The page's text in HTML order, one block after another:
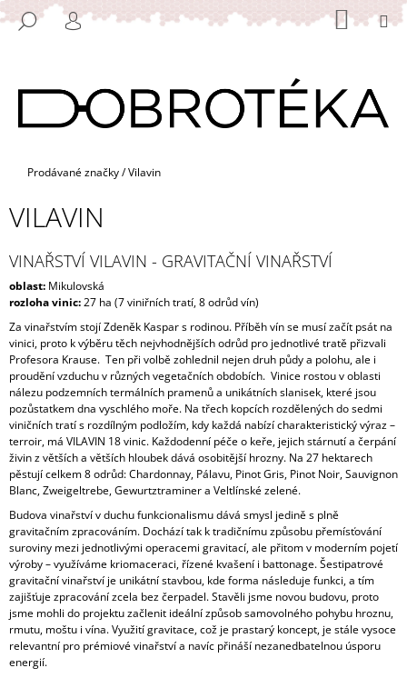
Přejít
na
HLEDAT
PŘIHLÁŠENÍ KOŠÍK
Domů
Prodávané značky/Vilavin
VILAVIN
VINAŘSTVÍ VILAVIN - GRAVITAČNÍ VINAŘSTVÍ
oblast: Mikulovská
rozloha vinic:27 ha (7 viniřních tratí, 8 odrůd vín)
Za vinařstvím stojí Zdeněk Kaspar s rodinou. Příběh vín se musí začít psát na
vinici, proto k výběru těch nejvhodnějších odrůd pro jednotlivé tratě přizvali
Profesora Krause. Ten při volbě zohlednil nejen druh půdy a polohu, ale i
proudění vzduchu v různých vegetačních obdobích. Vinice rostou v oblasti
nálezu podzemních termálních pramenů a unikátních slanisek, které jsou
pozůstatkem dna vyschlého moře. Na třech kopcích rozdělených do sedmi
viničních tratí s rozdílným podložím, kdy každá nabízí charakteristický výraz –
terroir, má VILAVIN 18 vinic. Každodenní péče o keře, jejich stárnutí a čerpání
živin z větších a větších hloubek dává osobitější hrozny. Na 27 hektarech
pěstují celkem 8 odrůd: Chardonnay, Pálavu, Pinot Gris, Pinot Noir, Sauvignon
Blanc, Zweigeltrebe, Gewurtztraminer a Veltlínské zelené.
Budova vinařství v duchu funkcionalismu dává smysl jedině s plně
gravitačním zpracováním. Dochází tak k tradičnímu způsobu přemísťování
suroviny mezi jednotlivými operacemi gravitací, ale přitom v moderním pojetí
výroby – využíváme kriomaceraci, řízené kvašení i battonage. Šestipatrové
gravitační vinařství je unikátní stavbou, kde forma následuje funkci, a tím
zajišťuje zpracování zcela bez čerpadel. Stavěli jsme novou budovu, proto
jsme mohli do projektu začlenit ideální způsob samovolného pohybu hroznu,
rmutu, moštu i vína. Využití gravitace, což je prastarý koncept, je stále vysoce
relevantní pro prémiové vinařství a navíc přináší nezanedbatelnou úsporu
energií.
K
C
O
O
Ř
B
U
J
E
T
E
N
A
J
Í
T
?
HLEDAT